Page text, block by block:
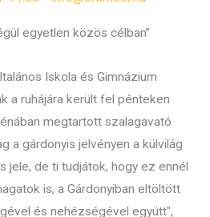
egyetlen közös célban”
Iskola és Gimnázium
a ruhájára került fel pénteken
megtartott szalagavató
a gárdonyis jelvényen a külvilág
jele, de ti tudjátok, hogy ez ennél
is, a Gárdonyiban eltöltött
és nehézségével együtt",